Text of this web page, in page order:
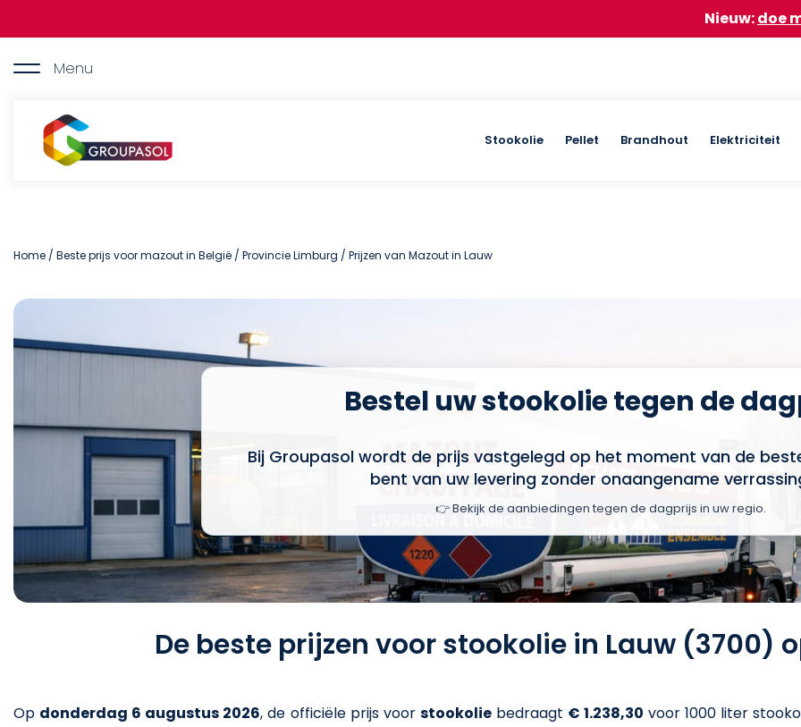
de
doe mee aan
Menu
Groupasol
Main
Stookolie Pellet Brandhout Elektriciteit
Home / Beste prijs voor mazout in België / Provincie Limburg / Prijzen van Mazout in Lauw
Bestel uw stookolie tegen de
Bij Groupasol wordt de prijs vastgelegd op het moment van de
bent van uw levering zonder onaangename
👉 Bekijk de aanbiedingen tegen de dagprijs in uw regio.
De beste prijzen voor stookolie in Lauw (3700)
Op donderdag 6 augustus 2026,de officiële prijs voor stookoliebedraagt € 1.238,30 voor 1000 liter